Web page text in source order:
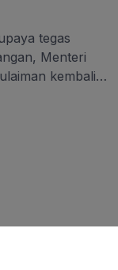
tegas
Menteri
kembali
terhadap
Total 27
pelanggaran